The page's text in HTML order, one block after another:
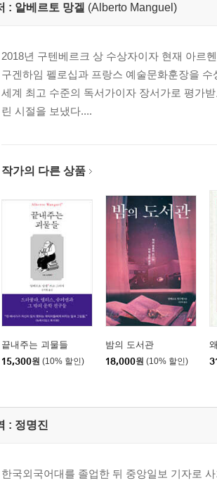
가로서의 작가
이 같은 책벌레 이미지
지 않는 『독서의 역사』
: 알베르토 망겔 (Alberto Manguel)
2018년 구텐베르크 상 수상자이자 현재 아르
구겐하임 펠로십과 프랑스 예술문화훈장을 수
세계 최고 수준의 독서가이자 장서가로 평가
린 시절을 보냈다....
작가의 다른 상품
끝내주는 괴물들
15,300원 (10% 할인)
밤의 도서관
18,000원 (10% 할인)
: 정명진
한국외국어대를 졸업한 뒤 중앙일보 기자로